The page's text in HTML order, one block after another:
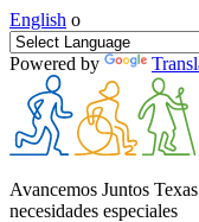
English o
Powered by
Avancemos Juntos
necesidades especiales